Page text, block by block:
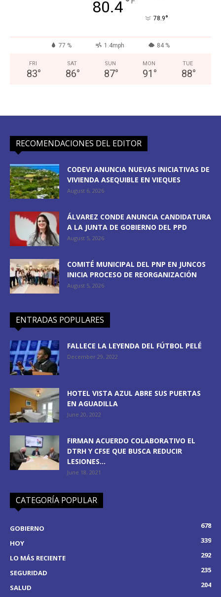
80.4
78.9°
77 % 1.4mph 84 %
FRI
83°
SAT
86°
SUN
87°
MON
91 °
TUE
88°
RECOMENDACIONES DEL EDITOR
CODEVI ANUNCIA NUEVAS INICIATIVAS DE
VIVIENDA ASEQUIBLE EN VIEQUES
August 6, 2026
ÁLVAREZ CONDE ANUNCIA CANDIDATURA
A LA JUNTA DE GOBIERNO DEL PPD
August 5, 2026
COMITÉ MUNICIPAL DEL PNP EN JUNCOS
INICIA PROCESO DE REORGANIZACIÓN
August 5, 2026
ENTRADAS POPULARES
FALLECE LA LEYENDA DEL FÚTBOL PELÉ
December 29, 2022
HOTEL VISTA AZUL ABRE SUS PUERTAS
EN AGUADILLA
June 20, 2022
FIRMAN ACUERDO COLABORATIVO EL
DTRH Y CFSE QUE BUSCA REDUCIR
LESIONES...
June 18, 2021
CATEGORÍA POPULAR
GOBIERNO
678
HOY
339
LO MÁS RECIENTE
292
SEGURIDAD
235
SALUD
204